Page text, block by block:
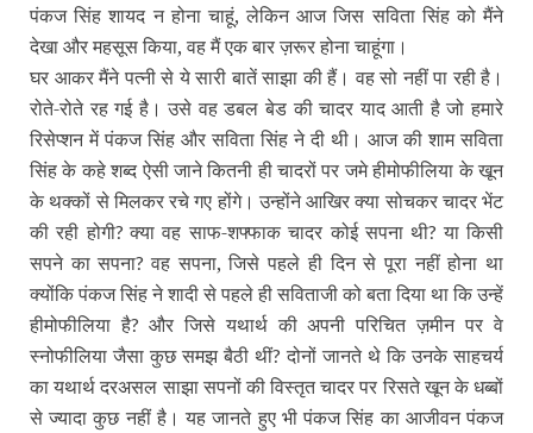
पंकज सिंह शायद न होना चाहूं, लेकिन आज जिस सविता सिंह को मैंने
देखा और महसूस किया, वह मैं एक बार ज़रूर होना चाहूंगा।
घर आकर मैंने पत्‍नी से ये सारी बातें साझा की हैं। वह सो नहीं पा रही है।
रोते-रोते रह गई है। उसे वह डबल बेड की चादर याद आती है जो हमारे
रिसेप्‍शन में पंकज सिंह और सविता सिंह ने दी थी। आज की शाम सविता
सिंह के कहे शब्‍द ऐसी जाने कितनी ही चादरों पर जमे हीमोफीलिया के खून
के थक्‍कों से मिलकर रचे गए होंगे। उन्‍होंने आखिर क्‍या सोचकर चादर भेंट
की रही होगी?क्‍या वह साफ-शफ्फाक चादर कोई सपना थी?या किसी
सपने का सपना?वह सपना, जिसे पहले ही दिन से पूरा नहीं होना था
क्‍योंकि पंकज सिंह ने शादी से पहले ही सविताजी को बता दिया था कि उन्‍हें
हीमो‍फीलिया है? और जिसे यथार्थ की अपनी परिचित ज़मीन पर वे
स्‍नोफीलिया जैसा कुछ समझ बैठी थीं?दोनों जानते थे कि उनके साहचर्य
का यथार्थ दरअसल साझा सपनों की विस्‍तृत चादर पर रिसते खून के धब्‍बों
से ज्‍यादा कुछ नहीं है। यह जानते हुए भी पंकज सिंह का आजीवन पंकज